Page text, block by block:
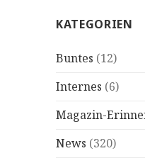
KATEGORIEN
Buntes (12)
Internes (6)
Magazin-
News (320)